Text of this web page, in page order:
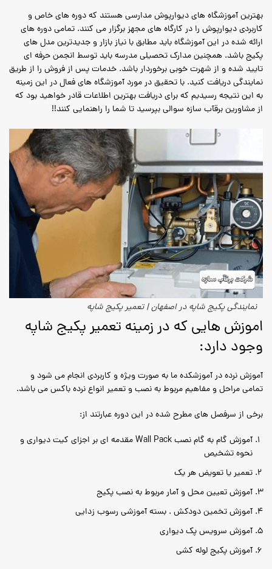
بهترین آموزشگاه های دیوارپوش مدارسی هستند که دوره های خاص و
کاربردی دیوارپوش را در کارگاه های مجهز برگزار می کنند. تمامی دوره های
ارائه شده در این آموزشگاه باید مطابق با نیاز بازار و جدیدترین مدل های
پکیج باشد. همچنین مدارک تحصیلی مدرسه باید توسط انجمن حرفه ای
تایید شده و از شهرت خوبی برخوردار باشد. خدمات پس از فروش را از طریق
نمایندگی دریافت کنید. با تحقیق در مورد آموزشگاه های فعال در این زمینه
به این نتیجه رسیدیم که برای دریافت بهترین اطلاعات قادر خواهید بود که
از مشاورین برقآب سازه سوالی بپرسید تا شما را راهنمایی کنند!!
نمایندگی پکیج شاپه در اصفهان | تعمیر پکیج شاپه
اموزش هایی که در زمینه تعمیر پکیج شاپه
وجود دارد:
آموزش نرده در آموزشکده ما به صورت ویژه و کاربردی انجام می شود و
تمامی مراحل و مفاهیم مربوط به نصب و تعمیر انواع نرده باکس می باشد.
برخی از سرفصل های مطرح شده در این دوره عبارتند از:
آموزش گام به گام نصب Wall Pack مقدمه ای بر اجزای کیت دیواری و
نحوه تشخیص
تعمیر یا تعویض هر یک
آموزش تعیین محل و آمار مربوط به نصب پکیج
آموزش تخمین دودکش . بسته آموزشی رسوب زدایی
آموزش سرویس پک دیواری
آموزش پکیج لوله کشی